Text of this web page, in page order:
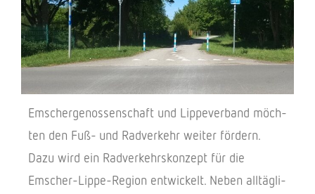
Emscher­ge­nos­sen­schaft und Lippe­ver­band möch­
ten den Fuß- und Radver­kehr weiter fördern.
Dazu wird ein Radver­kehrs­kon­zept für die
Emscher-Lippe-Region entwi­ckelt. Neben alltäg­li­